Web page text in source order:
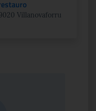
Villanovaforru